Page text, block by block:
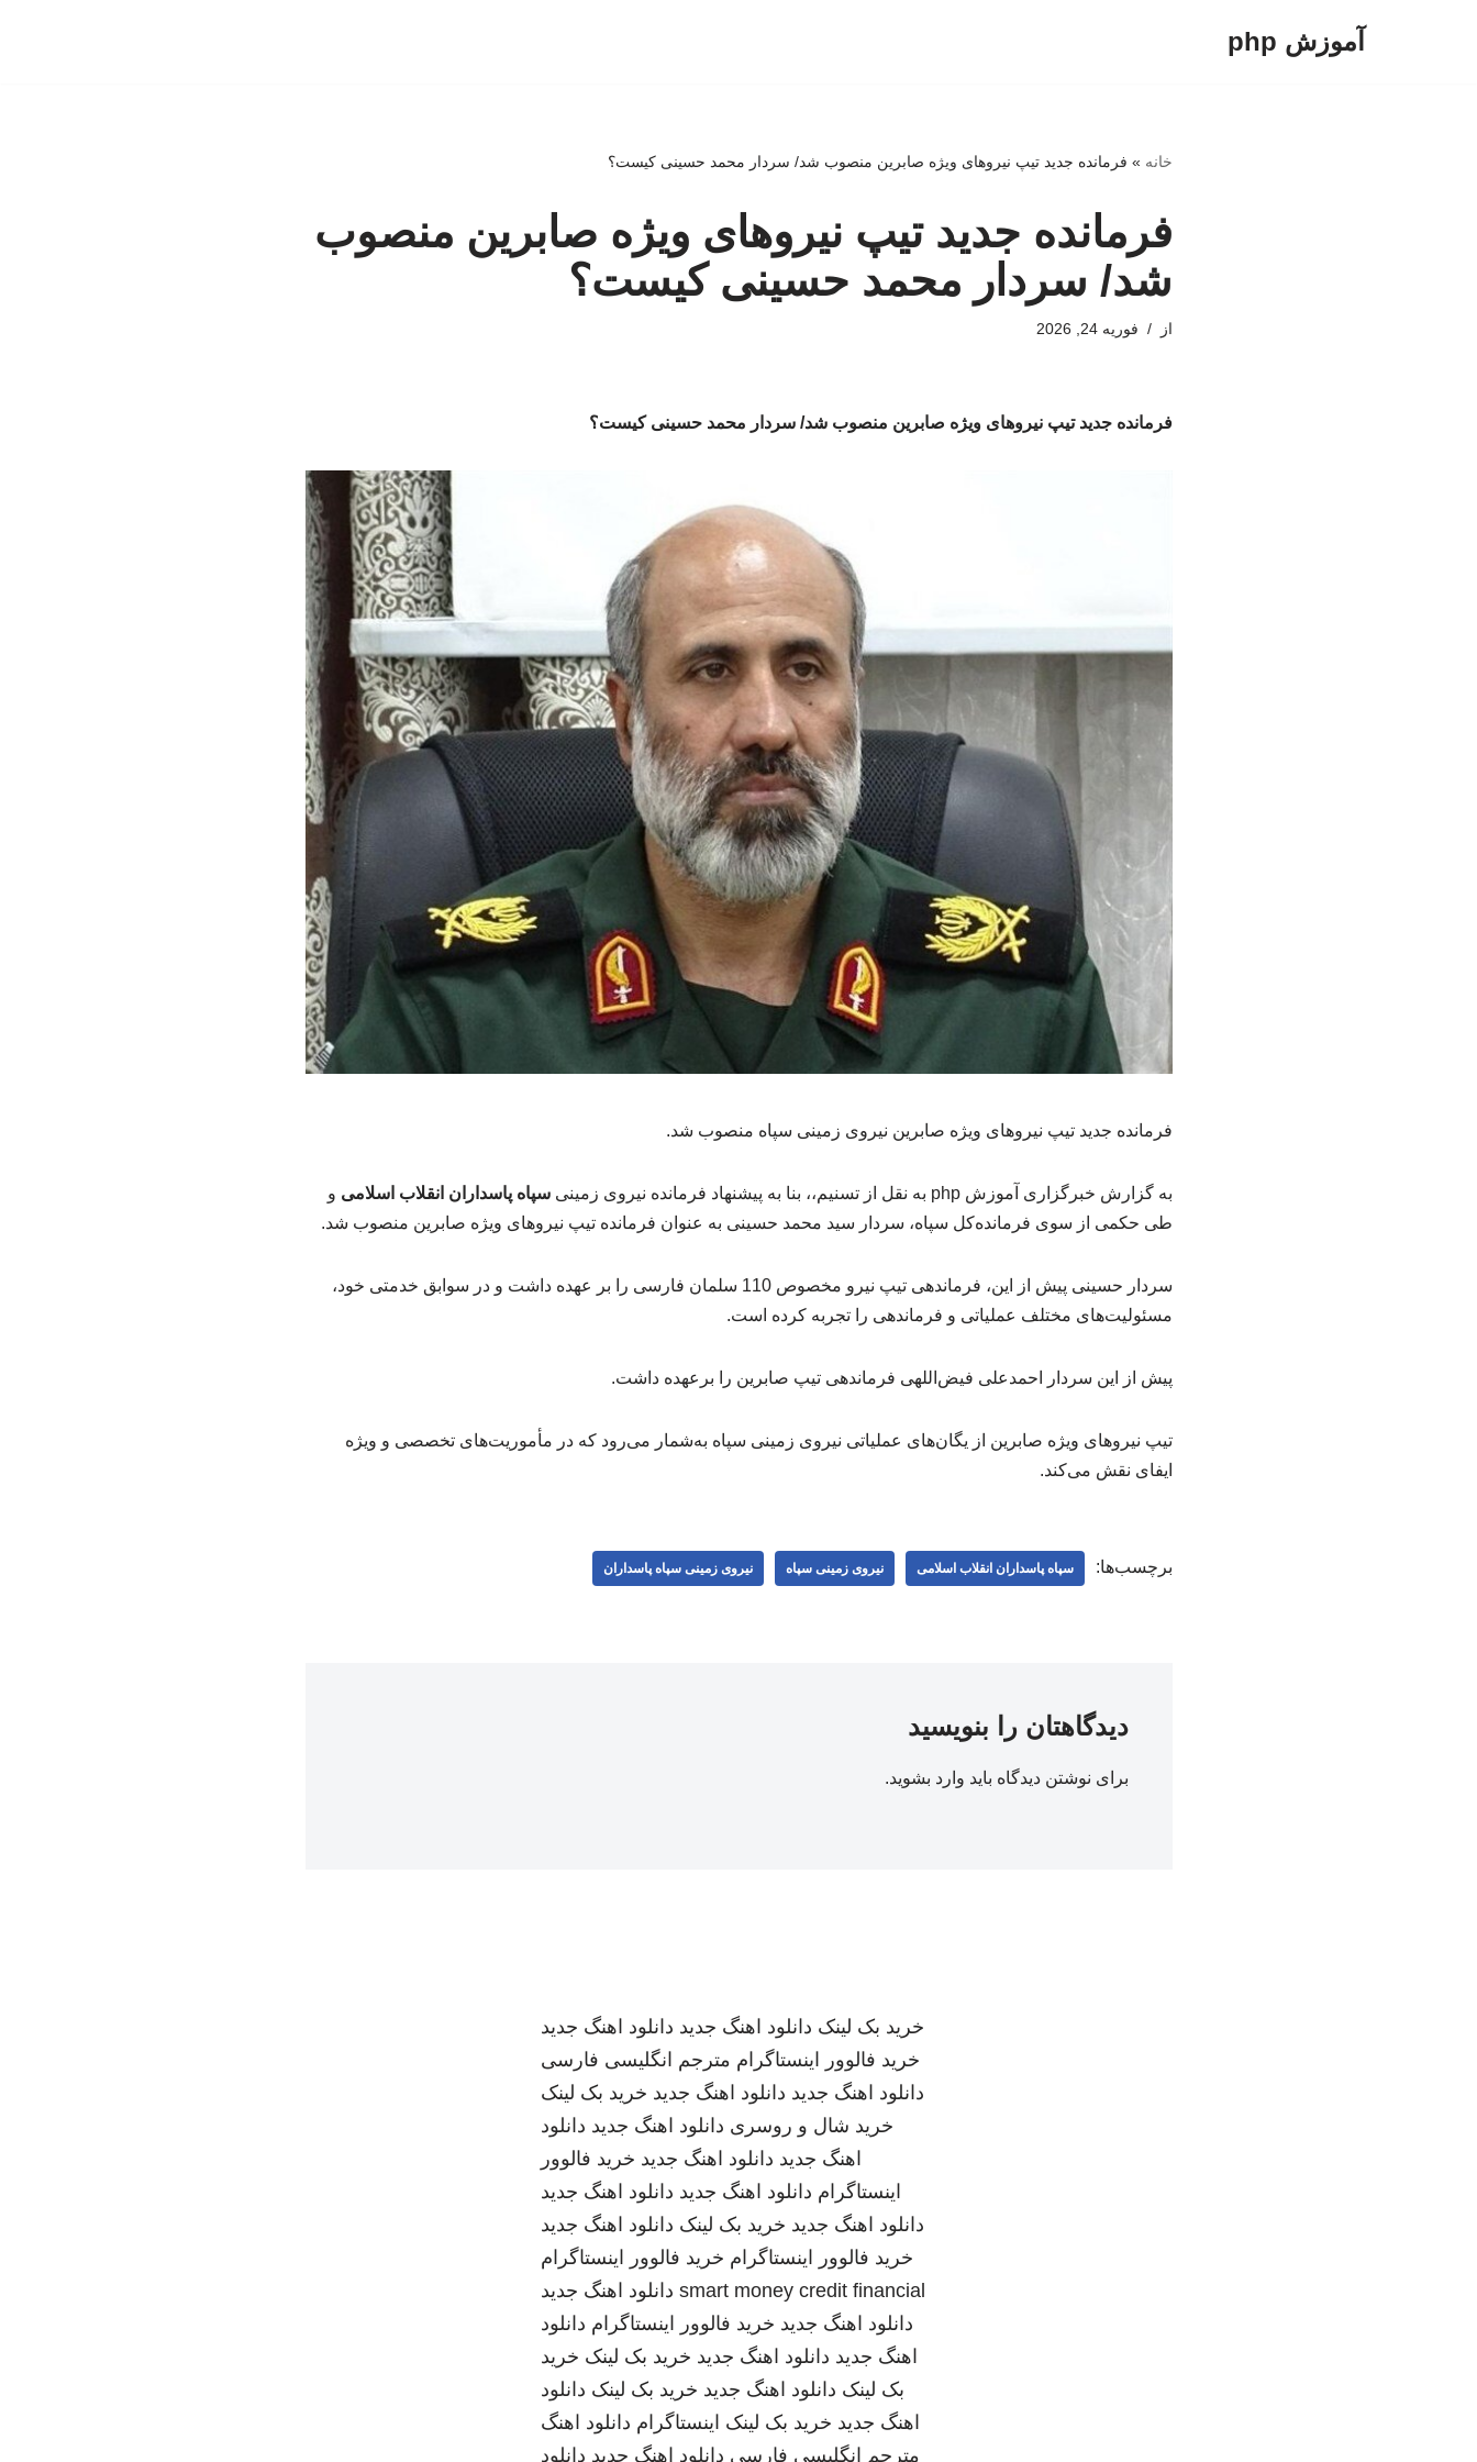
آموزش php
خانه » فرمانده جدید تیپ نیروهای ویژه صابرین منصوب شد/ سردار محمد حسینی کیست؟
فرمانده جدید تیپ نیروهای ویژه صابرین منصوب
شد/ سردار محمد حسینی کیست؟
از فوریه 24, 2026
فرمانده جدید تیپ نیروهای ویژه صابرین منصوب شد/ سردار محمد حسینی کیست؟
فرمانده جدید تیپ نیروهای ویژه صابرین نیروی زمینی سپاه منصوب شد.
به گزارش خبرگزاری آموزش php به نقل از تسنیم،، بنا به پیشنهاد فرمانده نیروی زمینی سپاه پاسداران انقلاب اسلامی و
طی حکمی از سوی فرمانده‌کل سپاه، سردار سید محمد حسینی به عنوان فرمانده تیپ نیروهای ویژه صابرین منصوب شد.
سردار حسینی پیش از این، فرماندهی تیپ نیرو مخصوص 110 سلمان فارسی را بر عهده داشت و در سوابق خدمتی خود،
مسئولیت‌های مختلف عملیاتی و فرماندهی را تجربه کرده است.
پیش از این سردار احمدعلی فیض‌اللهی فرماندهی تیپ صابرین را برعهده داشت.
تیپ نیروهای ویژه صابرین از یگان‌های عملیاتی نیروی زمینی سپاه به‌شمار می‌رود که در مأموریت‌های تخصصی و ویژه
ایفای نقش می‌کند.
برچسب‌ها: سپاه پاسداران انقلاب اسلامی نیروی زمینی سپاه نیروی زمینی سپاه پاسداران
دیدگاهتان را بنویسید
برای نوشتن دیدگاه باید وارد بشوید.
خرید بک لینک دانلود اهنگ جدید دانلود اهنگ جدید
خرید فالوور اینستاگرام مترجم انگلیسی فارسی
دانلود اهنگ جدید دانلود اهنگ جدید خرید بک لینک
خرید شال و روسری دانلود اهنگ جدید دانلود
اهنگ جدید دانلود اهنگ جدید خرید فالوور
اینستاگرام دانلود اهنگ جدید دانلود اهنگ جدید
دانلود اهنگ جدید خرید بک لینک دانلود اهنگ جدید
خرید فالوور اینستاگرام خرید فالوور اینستاگرام
smart money credit financial دانلود اهنگ جدید
دانلود اهنگ جدید خرید فالوور اینستاگرام دانلود
اهنگ جدید دانلود اهنگ جدید خرید بک لینک خرید
بک لینک دانلود اهنگ جدید خرید بک لینک دانلود
اهنگ جدید خرید بک لینک اینستاگرام دانلود اهنگ
مترجم انگلیسی فارسی دانلود اهنگ جدید دانلود